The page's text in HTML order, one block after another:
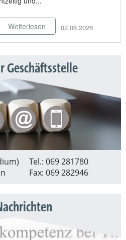
02.06.2026
Weiterlesen
Geschäftsstelle
Tel.: 069 281780
Fax: 069 282946